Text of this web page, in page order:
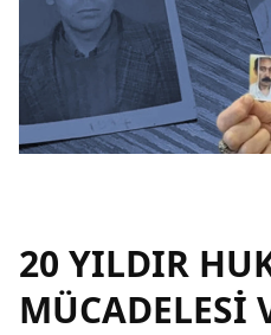
20 YILDIR
MÜCADELESİ